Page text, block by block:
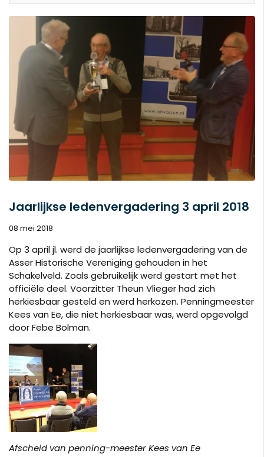
Jaarlijkse ledenvergadering 3 april 2018
08 mei 2018
Op 3 april jl. werd de jaarlijkse ledenvergadering van de
Asser Historische Vereniging gehouden in het
Schakelveld. Zoals gebruikelijk werd gestart met het
officiële deel. Voorzitter Theun Vlieger had zich
herkiesbaar gesteld en werd herkozen. Penningmeester
Kees van Ee, die niet herkiesbaar was, werd opgevolgd
door Febe Bolman.
Afscheid van penning-meester Kees van Ee